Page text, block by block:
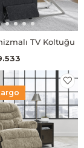
TV Koltuğu